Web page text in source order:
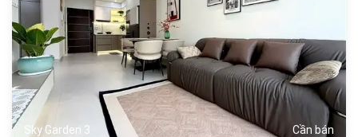
Sky Garden 3 Cần bán